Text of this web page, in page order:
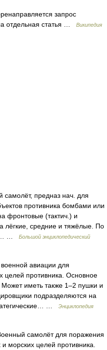
запрос
отдельная статья …
Википедия
самолёт, предназ нач. для
противника бомбами или
фронтовые (тактич.) и
лёгкие, средние и тяжёлые. По
…
Большой энциклопедический
авиации для
целей противника. Основное
иметь также 1–2 пушки и
подразделяются на
…
Энциклопедия
самолёт для поражения
морских целей противника.